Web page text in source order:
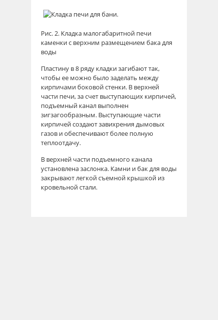
Рис. 2. Кладка малогабаритной печи
каменки с верхним размещением бака для
воды
Пластину в 8 ряду кладки загибают так,
чтобы ее можно было заделать между
кирпичами боковой стенки. В верхней
части печи, за счет выступающих кирпичей,
подъемный канал выполнен
зигзагообразным. Выступающие части
кирпичей создают завихрения дымовых
газов и обеспечивают более полную
теплоотдачу.
В верхней части подъемного канала
установлена заслонка. Камни и бак для воды
закрывают легкой съемной крышкой из
кровельной стали.